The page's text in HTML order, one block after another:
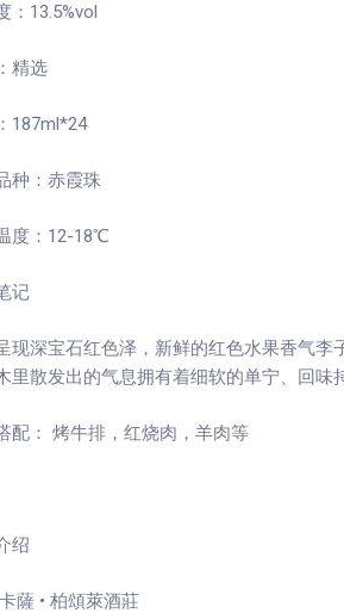
：13.5%vol
精选
187ml*24
品种：赤霞珠
度：12-18℃
记
现深宝石红色泽，新鲜的红色水果香气
里散发出的气息拥有着细软的单宁、回味
配： 烤牛排，红烧肉，羊肉等
绍
薩 • 柏頌萊酒莊